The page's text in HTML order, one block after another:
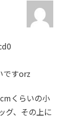
ですorz
くらいの小
グ、その上に